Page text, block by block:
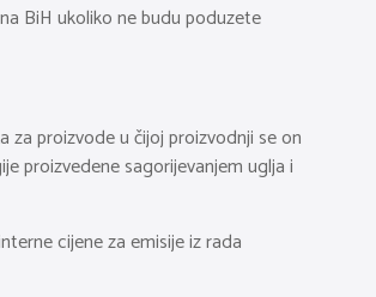
BiH ukoliko ne budu poduzete
za proizvode u čijoj proizvodnji se on
proizvedene sagorijevanjem uglja i
cijene za emisije iz rada